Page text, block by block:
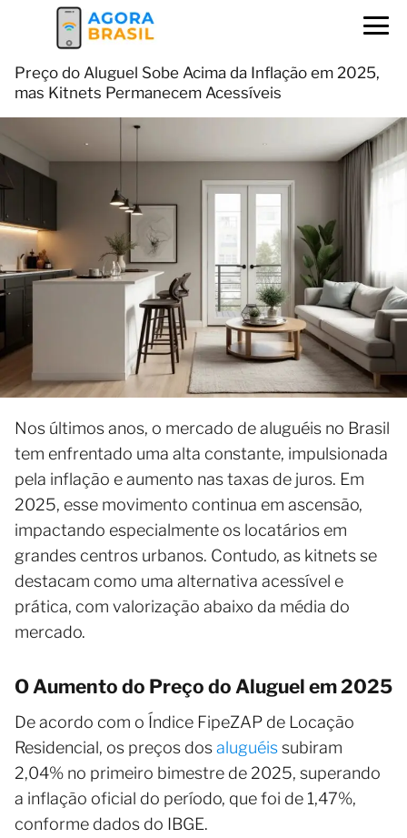
Preço do Aluguel Sobe Acima da Inflação em 2025,
mas Kitnets Permanecem Acessíveis
Nos últimos anos, o mercado de aluguéis no Brasil
tem enfrentado uma alta constante, impulsionada
pela inflação e aumento nas taxas de juros. Em
2025, esse movimento continua em ascensão,
impactando especialmente os locatários em
grandes centros urbanos. Contudo, as kitnets se
destacam como uma alternativa acessível e
prática, com valorização abaixo da média do
mercado.
O Aumento do Preço do Aluguel em 2025
De acordo com o Índice FipeZAP de Locação
Residencial, os preços dosaluguéissubiram
2,04% no primeiro bimestre de 2025, superando
a inflação oficial do período, que foi de 1,47%,
conforme dados do IBGE.